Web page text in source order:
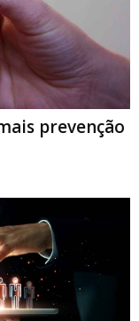
prevenção